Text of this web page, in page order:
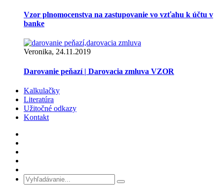
Vzor plnomocenstva na zastupovanie vo vzťahu k účtu v
banke
Veronika, 24.11.2019
Darovanie peňazí | Darovacia zmluva VZOR
Kalkulačky
Literatúra
Užitočné odkazy
Kontakt